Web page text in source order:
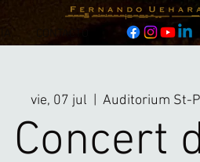
vie, 07 jul
  |
Auditorium St-
Concert